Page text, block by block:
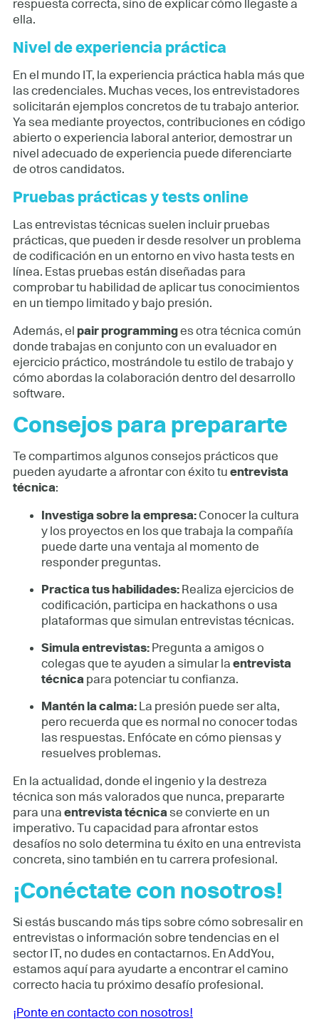
respuesta correcta, sino de explicar cómo llegaste a
ella.
Nivel de experiencia práctica
En el mundo IT, la experiencia práctica habla más que
las credenciales. Muchas veces, los entrevistadores
solicitarán ejemplos concretos de tu trabajo anterior.
Ya sea mediante proyectos, contribuciones en código
abierto o experiencia laboral anterior, demostrar un
nivel adecuado de experiencia puede diferenciarte
de otros candidatos.
Pruebas prácticas y tests online
Las entrevistas técnicas suelen incluir pruebas
prácticas, que pueden ir desde resolver un problema
de codificación en un entorno en vivo hasta tests en
línea. Estas pruebas están diseñadas para
comprobar tu habilidad de aplicar tus conocimientos
en un tiempo limitado y bajo presión.
Además, el pair programminges otra técnica común
donde trabajas en conjunto con un evaluador en
ejercicio práctico, mostrándole tu estilo de trabajo y
cómo abordas la colaboración dentro del desarrollo
software.
Consejos para prepararte
Te compartimos algunos consejos prácticos que
pueden ayudarte a afrontar con éxito tu entrevista
técnica:
Investiga sobre la empresa: Conocer la cultura
y los proyectos en los que trabaja la compañía
puede darte una ventaja al momento de
responder preguntas.
Practica tus habilidades: Realiza ejercicios de
codificación, participa en hackathons o usa
plataformas que simulan entrevistas técnicas.
Simula entrevistas: Pregunta a amigos o
colegas que te ayuden a simular la entrevista
técnica para potenciar tu confianza.
Mantén la calma: La presión puede ser alta,
pero recuerda que es normal no conocer todas
las respuestas. Enfócate en cómo piensas y
resuelves problemas.
En la actualidad, donde el ingenio y la destreza
técnica son más valorados que nunca, prepararte
para una entrevista técnica se convierte en un
imperativo. Tu capacidad para afrontar estos
desafíos no solo determina tu éxito en una entrevista
concreta, sino también en tu carrera profesional.
¡Conéctate con nosotros!
Si estás buscando más tips sobre cómo sobresalir en
entrevistas o información sobre tendencias en el
sector IT, no dudes en contactarnos. En AddYou,
estamos aquí para ayudarte a encontrar el camino
correcto hacia tu próximo desafío profesional.
¡Ponte en contacto con nosotros!